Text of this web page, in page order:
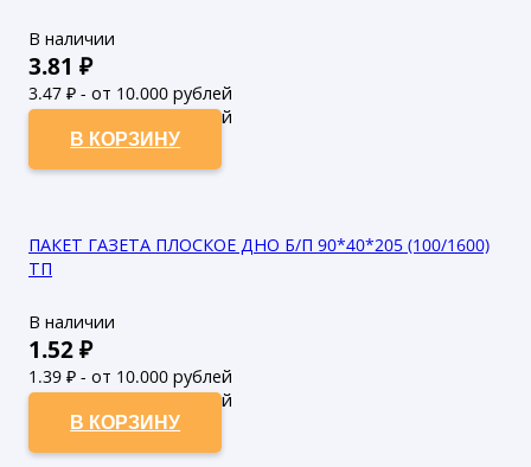
В наличии
3.81 ₽
3.47 ₽ - от 10.000 рублей
3.15₽ - от 50.000 рублей
В КОРЗИНУ
ПАКЕТ ГАЗЕТА ПЛОСКОЕ ДНО Б/П 90*40*205 (100/1600)
ТП
В наличии
1.52₽
1.39 ₽ - от 10.000 рублей
1.26₽ - от 50.000 рублей
В КОРЗИНУ